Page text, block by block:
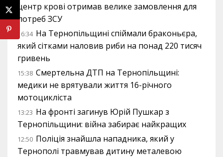
центр крові отримав велике замовлення для
потреб ЗСУ
16:34 На Тернопільщині спіймали браконьєра,
який сітками наловив риби на понад 220 тисяч
гривень
15:38 Смертельна ДТП на Тернопільщині:
медики не врятували життя 16-річного
мотоцикліста
13:23 На фронті загинув Юрій Пушкар з
Тернопільщини: війна забирає найкращих
12:50 Поліція знайшла нападника, який у
Тернополі травмував дитину металевою